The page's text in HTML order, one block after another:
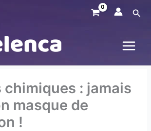
chimiques : jamais
masque de
!